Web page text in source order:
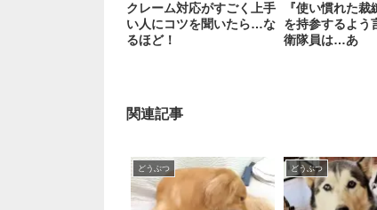
クレーム対応がすごく上手
い人にコツを聞いたら…な
るほど！
『使い慣れた裁
を持参するよう
衛隊員は…あ
関連記事
どうぶつ どうぶつ